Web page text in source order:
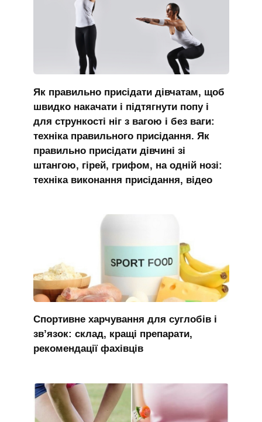
Як правильно присідати дівчатам, щоб
швидко накачати і підтягнути попу і
для стрункості ніг з вагою і без ваги:
техніка правильного присідання. Як
правильно присідати дівчині зі
штангою, гірей, грифом, на одній нозі:
техніка виконання присідання, відео
Спортивне харчування для суглобів і
зв’язок: склад, кращі препарати,
рекомендації фахівців